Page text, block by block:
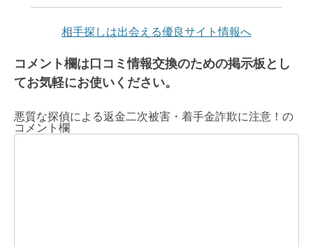
相手探しは出会える優良サイト情報へ
コメント欄は口コミ情報交換のための掲示板とし
てお気軽にお使いください。
悪質な探偵による返金二次被害・着手金詐欺に注意！の
コメント欄